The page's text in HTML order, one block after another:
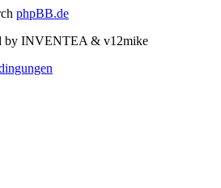
phpBB.de
by INVENTEA & v12mike